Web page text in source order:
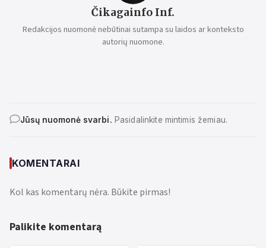
Čikagainfo Inf.
Redakcijos nuomonė nebūtinai sutampa su laidos ar konteksto
autorių nuomone.
Jūsų nuomonė svarbi. Pasidalinkite mintimis žemiau.
KOMENTARAI
Kol kas komentarų nėra. Būkite pirmas!
Palikite komentarą